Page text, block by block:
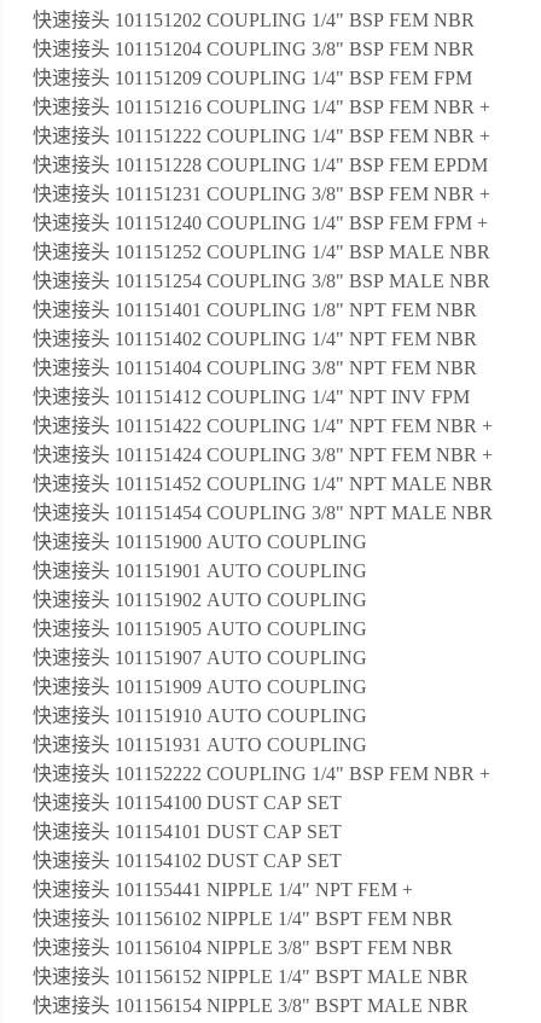
快速接头 101151202 COUPLING 1/4" BSP FEM NBR
快速接头 101151204 COUPLING 3/8" BSP FEM NBR
快速接头 101151209 COUPLING 1/4" BSP FEM FPM
快速接头 101151216 COUPLING 1/4" BSP FEM NBR +
快速接头 101151222 COUPLING 1/4" BSP FEM NBR +
快速接头 101151228 COUPLING 1/4" BSP FEM EPDM
快速接头 101151231 COUPLING 3/8" BSP FEM NBR +
快速接头 101151240 COUPLING 1/4" BSP FEM FPM +
快速接头 101151252 COUPLING 1/4" BSP MALE NBR
快速接头 101151254 COUPLING 3/8" BSP MALE NBR
快速接头 101151401 COUPLING 1/8" NPT FEM NBR
快速接头 101151402 COUPLING 1/4" NPT FEM NBR
快速接头 101151404 COUPLING 3/8" NPT FEM NBR
快速接头 101151412 COUPLING 1/4" NPT INV FPM
快速接头 101151422 COUPLING 1/4" NPT FEM NBR +
快速接头 101151424 COUPLING 3/8" NPT FEM NBR +
快速接头 101151452 COUPLING 1/4" NPT MALE NBR
快速接头 101151454 COUPLING 3/8" NPT MALE NBR
快速接头 101151900 AUTO COUPLING
快速接头 101151901 AUTO COUPLING
快速接头 101151902 AUTO COUPLING
快速接头 101151905 AUTO COUPLING
快速接头 101151907 AUTO COUPLING
快速接头 101151909 AUTO COUPLING
快速接头 101151910 AUTO COUPLING
快速接头 101151931 AUTO COUPLING
快速接头 101152222 COUPLING 1/4" BSP FEM NBR +
快速接头 101154100 DUST CAP SET
快速接头 101154101 DUST CAP SET
快速接头 101154102 DUST CAP SET
快速接头 101155441 NIPPLE 1/4" NPT FEM +
快速接头 101156102 NIPPLE 1/4" BSPT FEM NBR
快速接头 101156104 NIPPLE 3/8" BSPT FEM NBR
快速接头 101156152 NIPPLE 1/4" BSPT MALE NBR
快速接头 101156154 NIPPLE 3/8" BSPT MALE NBR